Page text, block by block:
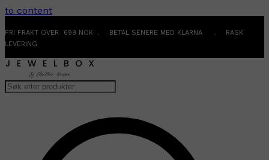
to content
FRI FRAKT OVER 699 NOK . BETAL SENERE MED KLARNA . RASK
LEVERING